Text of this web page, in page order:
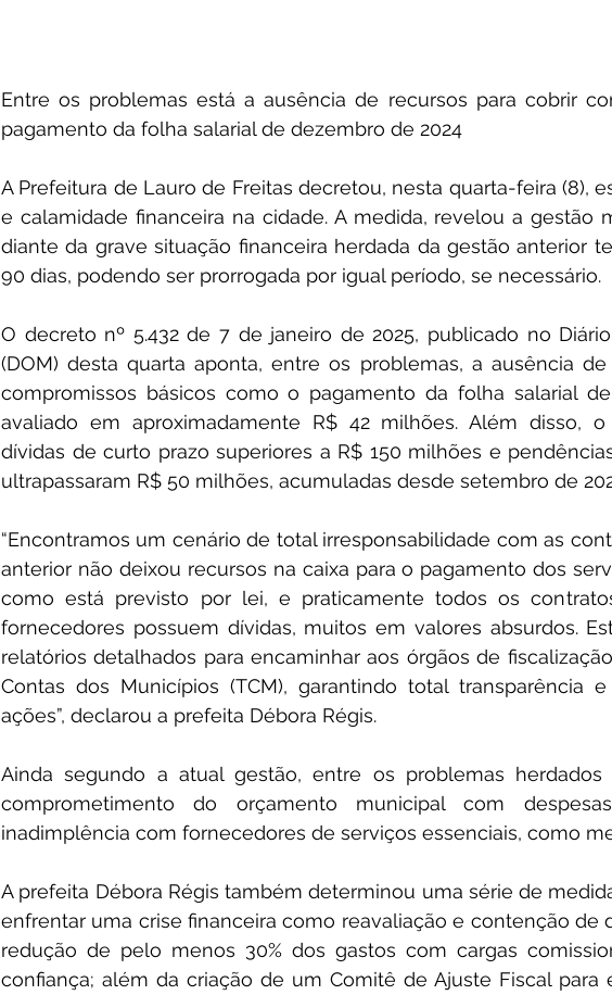
Entre os problemas está a ausência de recursos para cobrir
pagamento da folha salarial de dezembro de 2024
A Prefeitura de Lauro de Freitas decretou, nesta quarta-feira (8),
e calamidade financeira na cidade. A medida, revelou a gestão
diante da grave situação financeira herdada da gestão anterior
90 dias, podendo ser prorrogada por igual período, se necessário.
O decreto nº 5.432 de 7 de janeiro de 2025, publicado no
(DOM) desta quarta aponta, entre os problemas, a ausência
compromissos básicos como o pagamento da folha salarial
avaliado em aproximadamente R$ 42 milhões. Além disso,
dívidas de curto prazo superiores a R$ 150 milhões e
ultrapassaram R$ 50 milhões, acumuladas desde setembro de
“Encontramos um cenário de total irresponsabilidade com as
anterior não deixou recursos na caixa para o pagamento dos
como está previsto por lei, e praticamente todos os
fornecedores possuem dívidas, muitos em valores absurdos.
relatórios detalhados para encaminhar aos órgãos de
Contas dos Municípios (TCM), garantindo total transparência
ações”, declarou a prefeita Débora Régis.
Ainda segundo a atual gestão, entre os problemas
comprometimento do orçamento municipal com
inadimplência com fornecedores de serviços essenciais, como
A prefeita Débora Régis também determinou uma série de
enfrentar uma crise financeira como reavaliação e contenção de
redução de pelo menos 30% dos gastos com cargas
confiança; além da criação de um Comitê de Ajuste Fiscal para